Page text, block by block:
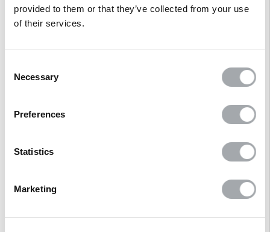
provided to them or that they’ve collected from your use
of their services.
Selection
Necessary
Preferences
Statistics
Marketing